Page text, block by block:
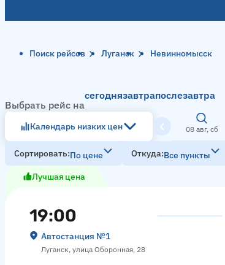
Поиск рейсов Луганск Невинномысск
Выбрать рейс на
сегоднязавтрапослезавтра
Календарь низких цен 08 авг, сб
Сортировать По цене Откуда Все пункты
Лучшая цена
19:00
Автостанция №1
Луганск, улица Оборонная, 28